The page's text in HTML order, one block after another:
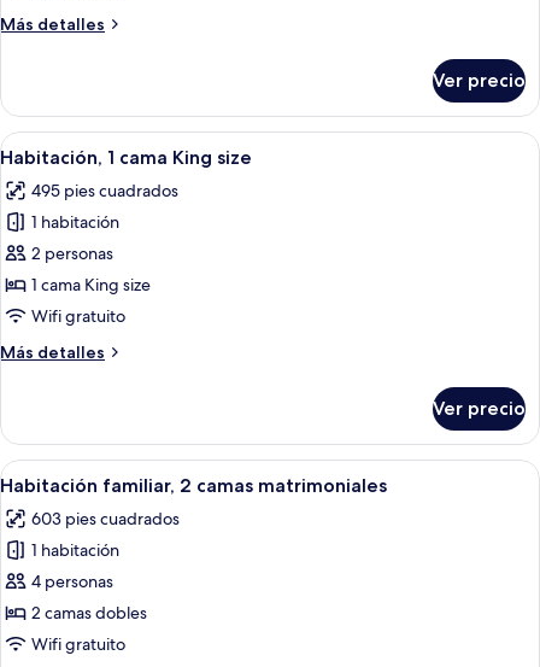
cama
Más detalles
Más
ejecutiva,
cama
size
Ver precio
Abrir
todas
las
fotos
de
Habitación,
1
King
Sábanas de algodón egipcio y ropa
6
Habitación, 1 cama King size
495 pies cuadrados
1 habitación
2 personas
1 cama King size
Wifi gratuito
Más detalles
Más
1
cama
King
Ver precio
Abrir
todas
las
fotos
de
Habitación
familiar,
Una habitación de hotel con una
7
Habitación familiar, 2 camas matrimoniales
603 pies cuadrados
1 habitación
4 personas
2 camas dobles
Wifi gratuito